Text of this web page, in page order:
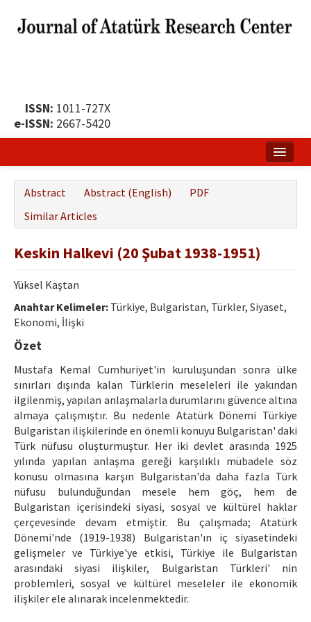
ISSN: 1011-727X
e-ISSN: 2667-5420
Publication Policy
Boards of the Journal
Publication Principles
Ethical Principles
Author's Guide
Refereeing Guide
Contact Us
Abstract Abstract (English)
PDF
Similar Articles
Keskin Halkevi (20 Şubat 1938-1951)
Yüksel Kaştan
Anahtar Kelimeler: Türkiye, Bulgaristan, Türkler, Siyaset,
Ekonomi, İlişki
Özet
Mustafa Kemal Cumhuriyet'in kuruluşundan sonra ülke
sınırları dışında kalan Türklerin meseleleri ile yakından
ilgilenmiş, yapılan anlaşmalarla durumlarını güvence altına
almaya çalışmıştır. Bu nedenle Atatürk Dönemi Türkiye
Bulgaristan ilişkilerinde en önemli konuyu Bulgaristan' daki
Türk nüfusu oluşturmuştur. Her iki devlet arasında 1925
yılında yapılan anlaşma gereği karşılıklı mübadele söz
konusu olmasına karşın Bulgaristan'da daha fazla Türk
nüfusu bulunduğundan mesele hem göç, hem de
Bulgaristan içerisindeki siyasi, sosyal ve kültürel haklar
çerçevesinde devam etmiştir. Bu çalışmada; Atatürk
Dönemi'nde (1919-1938) Bulgaristan'ın iç siyasetindeki
gelişmeler ve Türkiye'ye etkisi, Türkiye ile Bulgaristan
arasındaki siyasi ilişkiler, Bulgaristan Türkleri' nin
problemleri, sosyal ve kültürel meseleler ile ekonomik
ilişkiler ele alınarak incelenmektedir.